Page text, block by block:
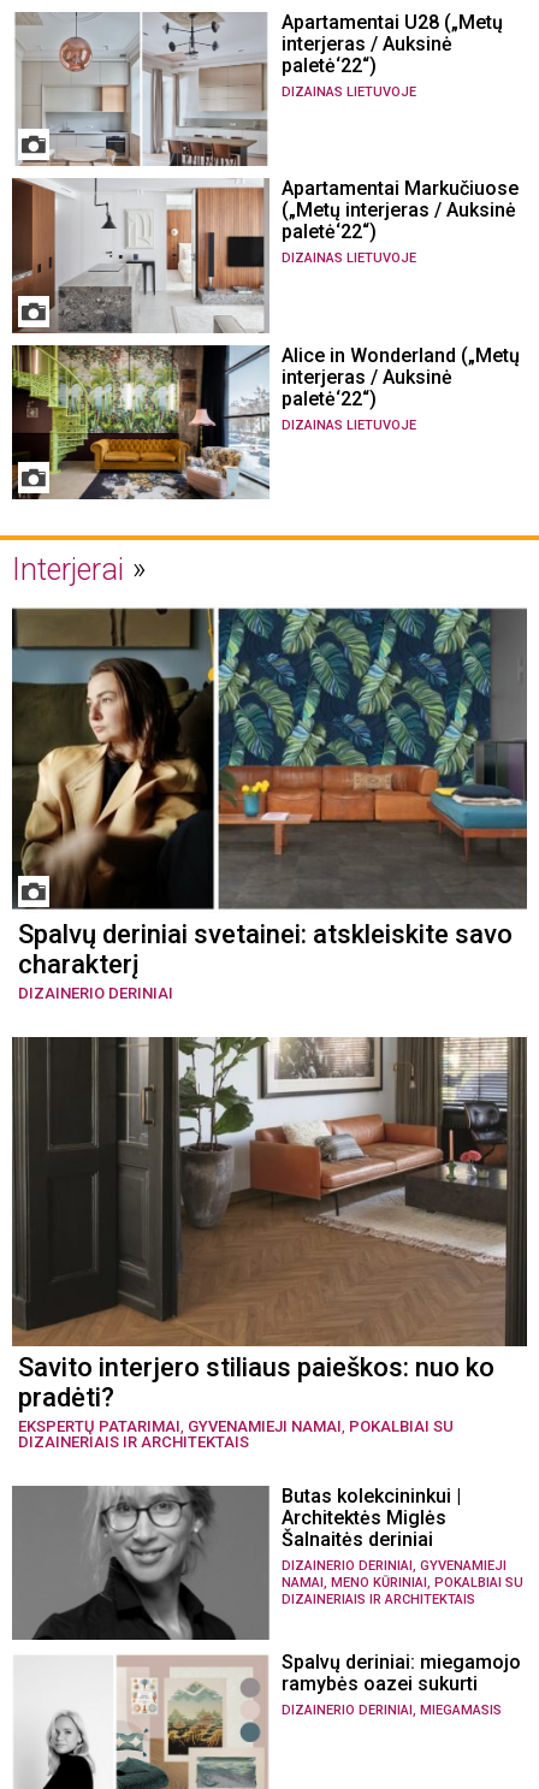
Apartamentai U28 („Metų
interjeras / Auksinė
paletė‘22“)
DIZAINAS LIETUVOJE
Apartamentai Markučiuose
(„Metų interjeras / Auksinė
paletė‘22“)
DIZAINAS LIETUVOJE
Alice in Wonderland („Metų
interjeras / Auksinė
paletė‘22“)
DIZAINAS LIETUVOJE
Interjerai
Spalvų deriniai svetainei: atskleiskite savo
charakterį
DIZAINERIO DERINIAI
Savito interjero stiliaus paieškos: nuo ko
pradėti?
EKSPERTŲ PATARIMAI GYVENAMIEJI NAMAI POKALBIAI SU
DIZAINERIAIS IR ARCHITEKTAIS
Butas kolekcininkui |
Architektės Miglės
Šalnaitės deriniai
DIZAINERIO DERINIAI GYVENAMIEJI
NAMAI MENO KŪRINIAI POKALBIAI SU
DIZAINERIAIS IR ARCHITEKTAIS
Spalvų deriniai: miegamojo
ramybės oazei sukurti
DIZAINERIO DERINIAI , MIEGAMASIS